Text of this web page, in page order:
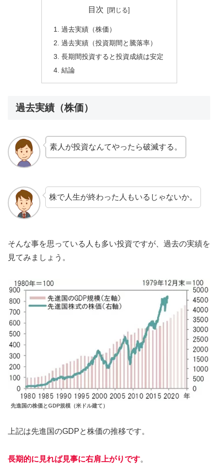
目次
過去実績（株価）
過去実績（投資期間と騰落率）
長期間投資すると投資成績は安定
結論
過去実績（株価）
素人が投資なんてやったら破滅する。
株で人生が終わった人もいるじゃないか。
そんな事を思っている人も多い投資ですが、過去の実績を
見てみましょう。
先進国の株価とGDP規模（米ドル建て）
上記は先進国のGDPと株価の推移です。
長期的に見れば見事に右肩上がりです。